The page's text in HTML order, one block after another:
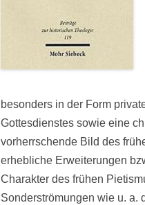
besonders in der Form
Gottesdienstes sowie eine
vorherrschende Bild des
erhebliche Erweiterungen
Charakter des frühen
Sonderströmungen wie u. a.